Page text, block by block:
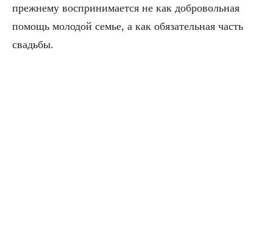
прежнему воспринимается не как добровольная
помощь молодой семье, а как обязательная часть
свадьбы.